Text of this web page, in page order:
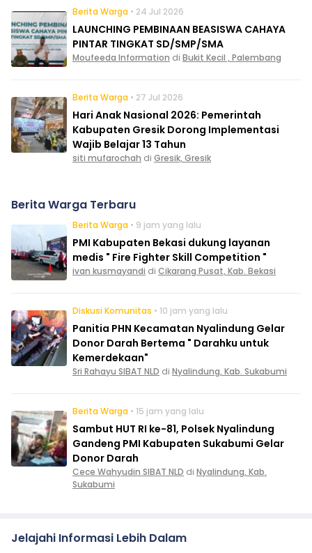
Berita Warga • 24 Jul 2026
LAUNCHING PEMBINAAN BEASISWA CAHAYA
PINTAR TINGKAT SD/SMP/SMA
Moufeeda Information di Bukit Kecil , Palembang
Berita Warga • 27 Jul 2026
Hari Anak Nasional 2026: Pemerintah
Kabupaten Gresik Dorong Implementasi
Wajib Belajar 13 Tahun
siti mufarochah di Gresik, Gresik
Berita Warga Terbaru
Berita Warga • 9 jam yang lalu
PMI Kabupaten Bekasi dukung layanan
medis " Fire Fighter Skill Competition "
ivan kusmayandi di Cikarang Pusat, Kab. Bekasi
Diskusi Komunitas • 10 jam yang lalu
Panitia PHN Kecamatan Nyalindung Gelar
Donor Darah Bertema " Darahku untuk
Kemerdekaan"
Sri Rahayu SIBAT NLD di Nyalindung, Kab. Sukabumi
Berita Warga • 15 jam yang lalu
Sambut HUT RI ke-81, Polsek Nyalindung
Gandeng PMI Kabupaten Sukabumi Gelar
Donor Darah
Cece Wahyudin SIBAT NLD di Nyalindung, Kab.
Sukabumi
Jelajahi Informasi Lebih Dalam